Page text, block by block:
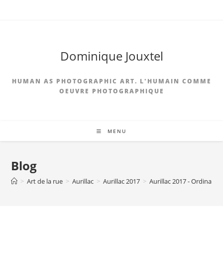
Dominique Jouxtel
HUMAN AS PHOTOGRAPHIC ART. L'HUMAIN COMME
OEUVRE PHOTOGRAPHIQUE
MENU
Blog
> Art de la rue > Aurillac > Aurillac 2017 > Aurillac 2017 - Ordinary